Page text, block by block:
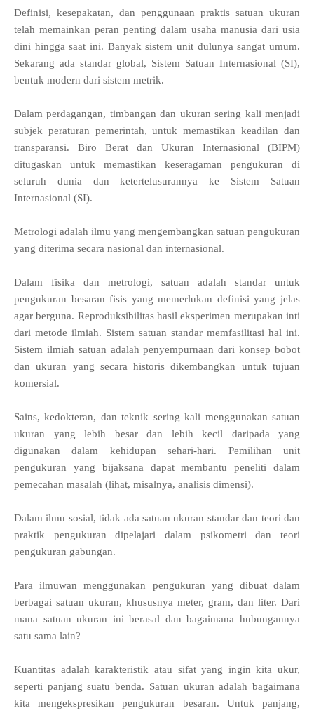
Definisi, kesepakatan, dan penggunaan praktis satuan ukuran
telah memainkan peran penting dalam usaha manusia dari usia
dini hingga saat ini. Banyak sistem unit dulunya sangat umum.
Sekarang ada standar global, Sistem Satuan Internasional (SI),
bentuk modern dari sistem metrik.
Dalam perdagangan, timbangan dan ukuran sering kali menjadi
subjek peraturan pemerintah, untuk memastikan keadilan dan
transparansi. Biro Berat dan Ukuran Internasional (BIPM)
ditugaskan untuk memastikan keseragaman pengukuran di
seluruh dunia dan ketertelusurannya ke Sistem Satuan
Internasional (SI).
Metrologi adalah ilmu yang mengembangkan satuan pengukuran
yang diterima secara nasional dan internasional.
Dalam fisika dan metrologi, satuan adalah standar untuk
pengukuran besaran fisis yang memerlukan definisi yang jelas
agar berguna. Reproduksibilitas hasil eksperimen merupakan inti
dari metode ilmiah. Sistem satuan standar memfasilitasi hal ini.
Sistem ilmiah satuan adalah penyempurnaan dari konsep bobot
dan ukuran yang secara historis dikembangkan untuk tujuan
komersial.
Sains, kedokteran, dan teknik sering kali menggunakan satuan
ukuran yang lebih besar dan lebih kecil daripada yang
digunakan dalam kehidupan sehari-hari. Pemilihan unit
pengukuran yang bijaksana dapat membantu peneliti dalam
pemecahan masalah (lihat, misalnya, analisis dimensi).
Dalam ilmu sosial, tidak ada satuan ukuran standar dan teori dan
praktik pengukuran dipelajari dalam psikometri dan teori
pengukuran gabungan.
Para ilmuwan menggunakan pengukuran yang dibuat dalam
berbagai satuan ukuran, khususnya meter, gram, dan liter. Dari
mana satuan ukuran ini berasal dan bagaimana hubungannya
satu sama lain?
Kuantitas adalah karakteristik atau sifat yang ingin kita ukur,
seperti panjang suatu benda. Satuan ukuran adalah bagaimana
kita mengekspresikan pengukuran besaran. Untuk panjang,